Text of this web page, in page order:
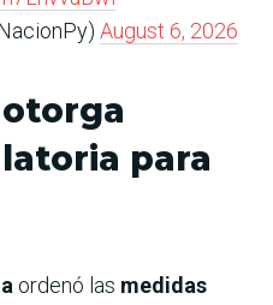
August 6, 2026
otorga
para
ordenó las medidas